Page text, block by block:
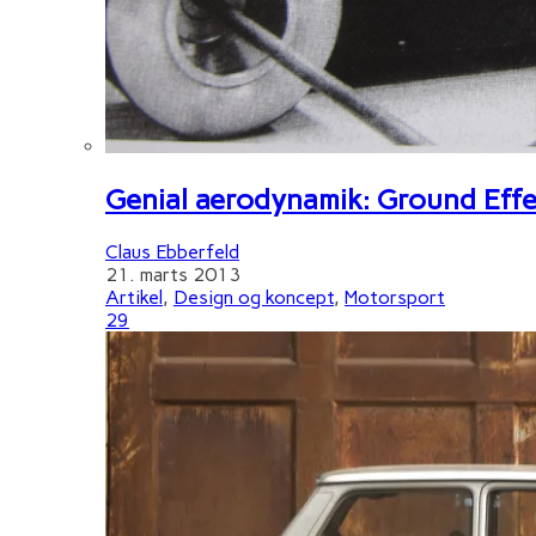
Genial aerodynamik: Ground
Claus Ebberfeld
21. marts 2013
Artikel, Design og koncept, Motorsport
29